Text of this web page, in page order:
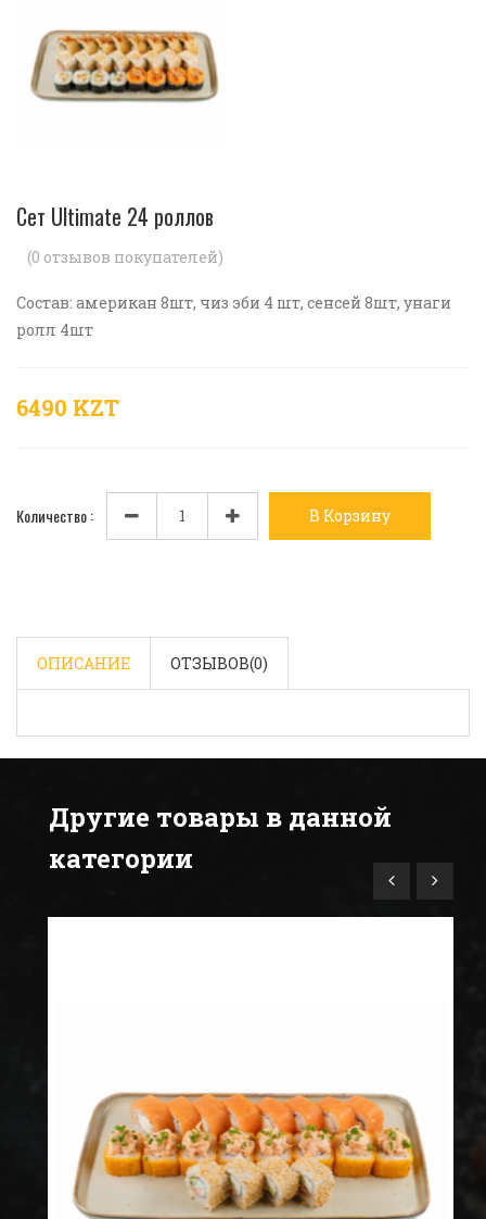
Сет Ultimate 24 роллов
(0 отзывов покупателей)
Состав: американ 8шт, чиз эби 4 шт, сенсей 8шт, унаги
ролл 4шт
6490 KZT
Количество : В Корзину
ОПИСАНИЕ ОТЗЫВОВ(0)
Другие товары в данной
категории